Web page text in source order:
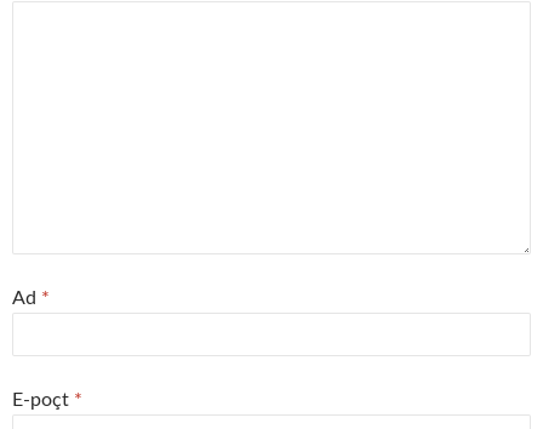
Ad *
E-poçt *